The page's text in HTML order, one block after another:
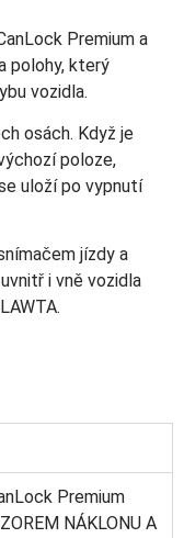
Premium a
polohy, který
vozidla.
osách. Když je
poloze,
uloží po vypnutí
jízdy a
i vně vozidla
Premium
NÁKLONU A